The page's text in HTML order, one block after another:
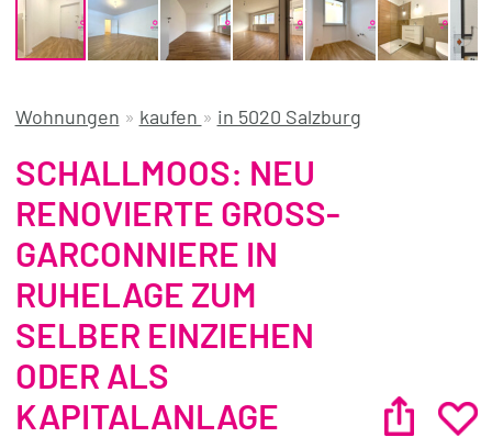
FÜR KÄUFER
FÜR VERKÄUFER
Wohnungen » kaufen » in 5020 Salzburg
SCHALLMOOS: NEU
RENOVIERTE GROSS-
GARCONNIERE IN
RUHELAGE ZUM
SELBER EINZIEHEN
ODER ALS
KAPITALANLAGE